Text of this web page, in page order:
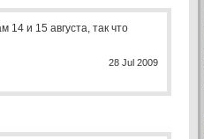
14 и 15 августа, так что
28 Jul 2009